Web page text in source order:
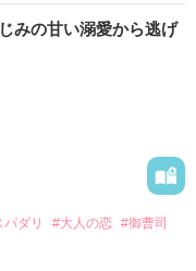
みの甘い溺愛から逃げ
パダリ #大人の恋 #御曹司